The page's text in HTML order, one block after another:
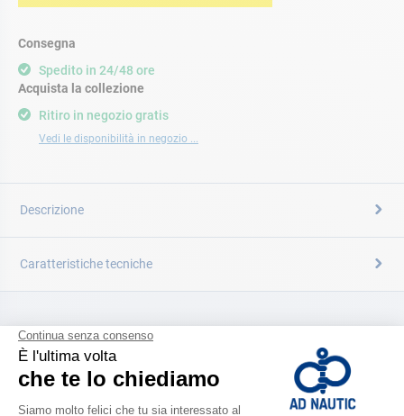
Consegna
Spedito in 24/48 ore
Ritiro in negozio gratis
Vedi le disponibilità in negozio ...
Acquista la collezione
Descrizione
Caratteristiche tecniche
CATALOGARE
Scopri la